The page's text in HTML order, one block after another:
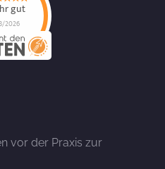
gut
2026
vor der Praxis zur